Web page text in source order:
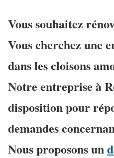
Vous souhaitez
Vous cherchez une
dans les cloisons
Notre entreprise à
disposition pour
demandes
Nous proposons un